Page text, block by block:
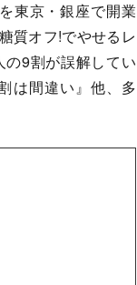
東京・銀座で開業
質オフ!でやせるレ
9割が誤解してい
は間違い』他、多